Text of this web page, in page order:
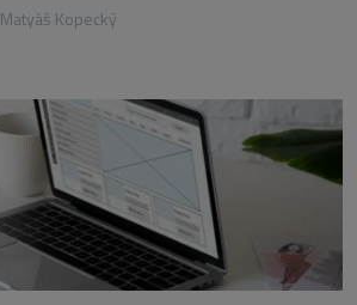
Matyáš Kopecký